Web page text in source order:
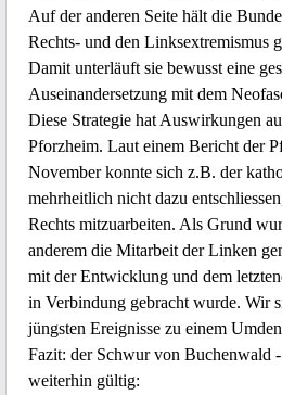
Auf der anderen Seite hält die
Rechts- und den Linksextremismus
Damit unterläuft sie bewusst eine
Auseinandersetzung mit dem
Diese Strategie hat Auswirkungen
Pforzheim. Laut einem Bericht der
November konnte sich z.B. der
mehrheitlich nicht dazu
Rechts mitzuarbeiten. Als Grund
anderem die Mitarbeit der Linken
mit der Entwicklung und dem
in Verbindung gebracht wurde. Wir
jüngsten Ereignisse zu einem
Fazit: der Schwur von Buchenwald
weiterhin gültig: